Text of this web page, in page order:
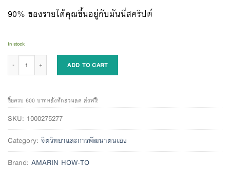
90% ของรายได้คุณขึ้นอยู่กับมันนี่สคริปต์
In stock
ADD TO CART
ซื้อครบ 600 บาทหลังหักส่วนลด ส่งฟรี!
SKU: 1000275277
Category: จิตวิทยาและการพัฒนาตนเอง
Brand: AMARIN HOW-TO